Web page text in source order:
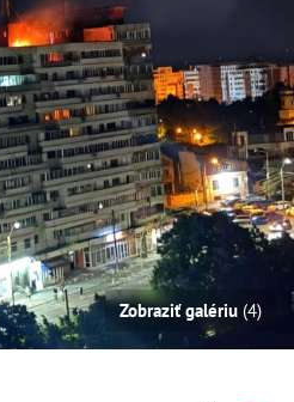
Zobraziť galériu (4)